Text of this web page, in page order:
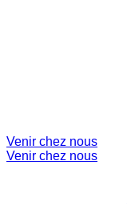
Venir chez nous
Venir chez nous